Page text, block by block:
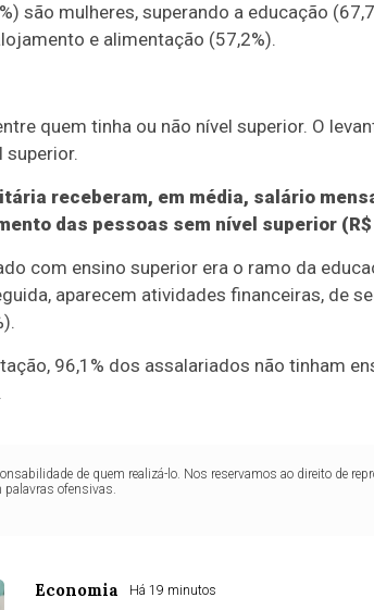
são mulheres, superando a educação
e alimentação (57,2%).
quem tinha ou não nível superior. O
superior.
receberam, em média, salário
das pessoas sem nível superior
com ensino superior era o ramo da
aparecem atividades financeiras, de
96,1% dos assalariados não tinham
de quem realizá-lo. Nos reservamos ao direito de
palavras ofensivas.
Economia Há 19 minutos